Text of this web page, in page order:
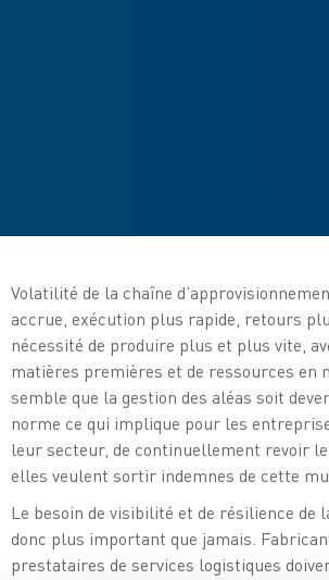
Volatilité de la chaîne
accrue, exécution plus rapide, retours
nécessité de produire plus et plus vite,
matières premières et de ressources en
semble que la gestion des aléas soit
norme ce qui implique pour les
leur secteur, de continuellement revoir
elles veulent sortir indemnes de cette
Le besoin de visibilité et de résilience de
donc plus important que jamais.
prestataires de services logistiques